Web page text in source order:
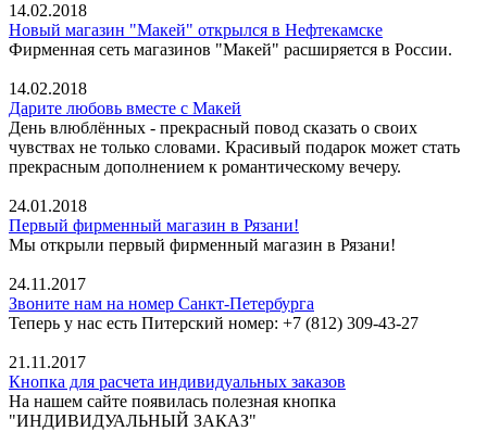
14.02.2018
Новый магазин "Макей" открылся в Нефтекамске
Фирменная сеть магазинов "Макей" расширяется в России.
14.02.2018
Дарите любовь вместе с Макей
День влюблённых - прекрасный повод сказать о своих
чувствах не только словами. Красивый подарок может стать
прекрасным дополнением к романтическому вечеру.
24.01.2018
Первый фирменный магазин в Рязани!
Мы открыли первый фирменный магазин в Рязани!
24.11.2017
Звоните нам на номер Санкт-Петербурга
Теперь у нас есть Питерский номер: +7 (812) 309-43-27
21.11.2017
Кнопка для расчета индивидуальных заказов
На нашем сайте появилась полезная кнопка
"ИНДИВИДУАЛЬНЫЙ ЗАКАЗ"